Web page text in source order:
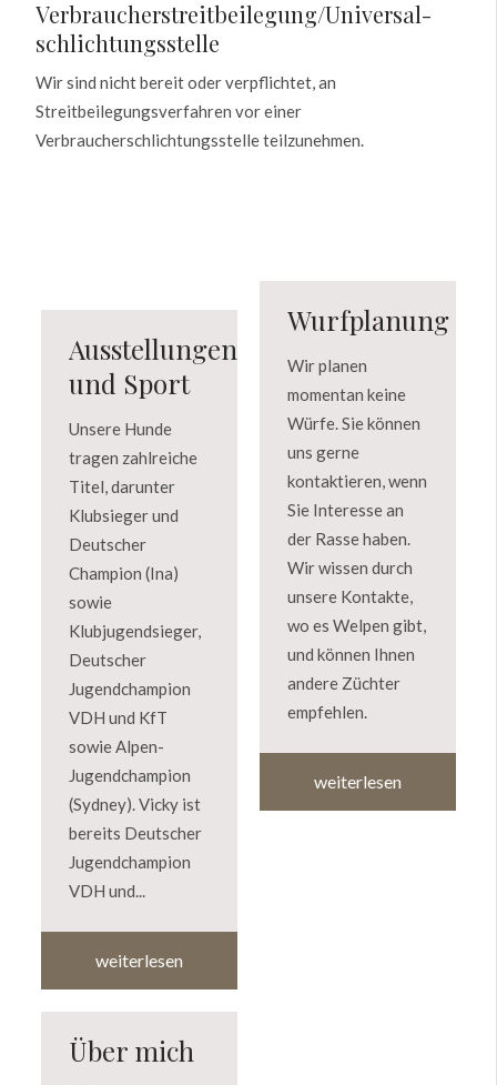
Verbraucher­streit­beilegung/Universal­
schlichtungs­stelle
Wir sind nicht bereit oder verpflichtet, an
Streitbeilegungsverfahren vor einer
Verbraucherschlichtungsstelle teilzunehmen.
Ausstellungen
und Sport
Unsere Hunde
tragen zahlreiche
Titel, darunter
Klubsieger und
Deutscher
Champion (Ina)
sowie
Klubjugendsieger,
Deutscher
Jugendchampion
VDH und KfT
sowie Alpen-
Jugendchampion
(Sydney). Vicky ist
bereits Deutscher
Jugendchampion
VDH und...
weiterlesen
Wurfplanung
Wir planen
momentan keine
Würfe. Sie können
uns gerne
kontaktieren, wenn
Sie Interesse an
der Rasse haben.
Wir wissen durch
unsere Kontakte,
wo es Welpen gibt,
und können Ihnen
andere Züchter
empfehlen.
weiterlesen
Über mich